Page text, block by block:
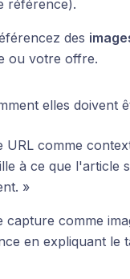
référence).
des
ou votre offre.
elles doivent
URL comme
à ce que l'article
»
capture comme
en expliquant le